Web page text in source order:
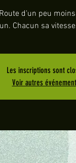
d'un peu
Chacun sa
Les inscriptions sont
Voir autres